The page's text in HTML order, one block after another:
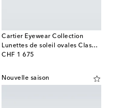
Cartier Eyewear Collection
Lunettes de soleil ovales Clash de Cartier
CHF 1 675
original price
Nouvelle saison